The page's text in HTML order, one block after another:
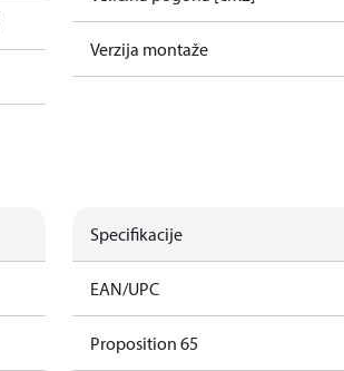
Verzija montaže
Specifikacije
EAN/UPC
Proposition 65